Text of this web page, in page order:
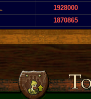
1928000
1870865